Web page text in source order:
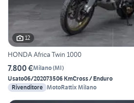
12
HONDA Africa Twin 1000
7.800 €Milano(MI)
Usato06/202073506 KmCross / Enduro
Rivenditore MotoRattix Milano